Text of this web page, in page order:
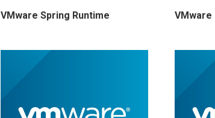
VMware Spring Runtime VMware